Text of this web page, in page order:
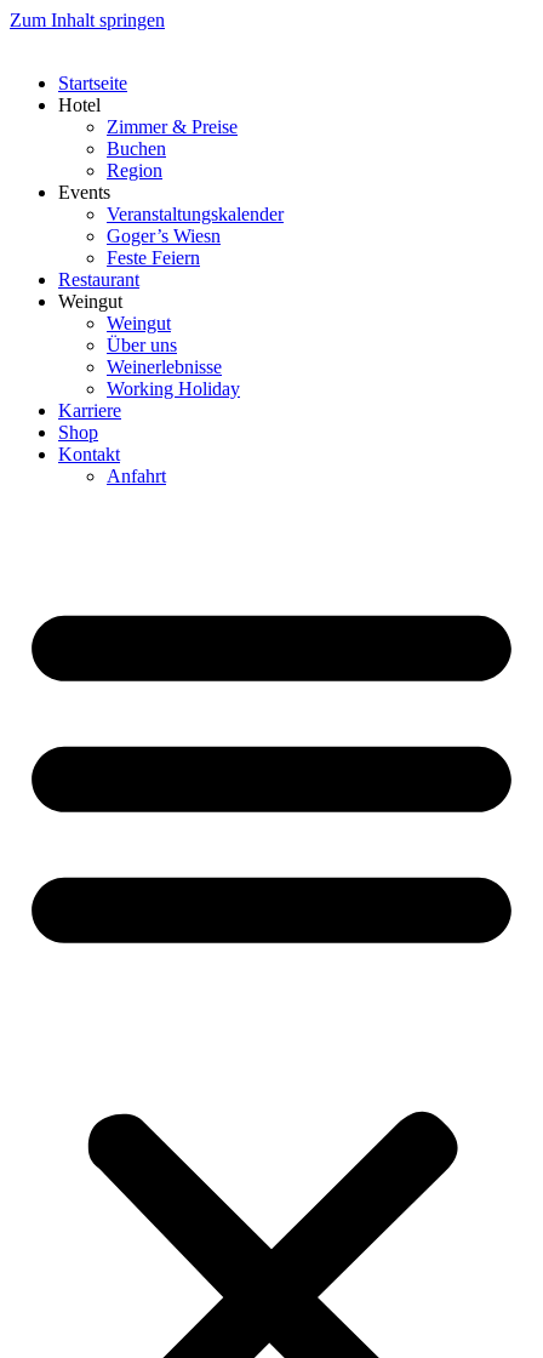
Zum Inhalt springen
Startseite
Hotel
Zimmer & Preise
Buchen
Region
Events
Veranstaltungskalender
Goger’s Wiesn
Feste Feiern
Restaurant
Weingut
Weingut
Über uns
Weinerlebnisse
Working Holiday
Karriere
Shop
Kontakt
Anfahrt